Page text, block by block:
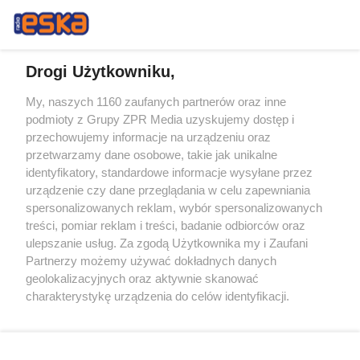
Żaden utwór zamieszczony w serwisie nie może być powielany i
rozpowszechniany lub dalej rozpowszechniany w jakikolwiek sposób (w
tym także elektroniczny lub mechaniczny) na jakimkolwiek polu
eksploatacji w jakiejkolwiek formie, włącznie z umieszczaniem w
Internecie bez pisemnej zgody właściciela praw. Jakiekolwiek użycie lub
wykorzystanie utworów w całości lub w części z naruszeniem prawa,
tzn. bez właściwej zgody, jest zabronione pod groźbą kary i może być
ścigane prawnie.
Drogi Użytkowniku,
My, naszych 1160 zaufanych partnerów oraz inne
podmioty z Grupy ZPR Media uzyskujemy dostęp i
przechowujemy informacje na urządzeniu oraz
przetwarzamy dane osobowe, takie jak unikalne
identyfikatory, standardowe informacje wysyłane przez
urządzenie czy dane przeglądania w celu zapewniania
spersonalizowanych reklam, wybór spersonalizowanych
treści, pomiar reklam i treści, badanie odbiorców oraz
ulepszanie usług. Za zgodą Użytkownika my i Zaufani
Partnerzy możemy używać dokładnych danych
geolokalizacyjnych oraz aktywnie skanować
charakterystykę urządzenia do celów identyfikacji.